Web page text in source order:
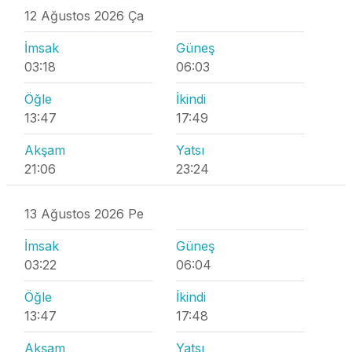
12 Ağustos 2026 Ça
İmsak
03:18
Güneş
06:03
Öğle
13:47
İkindi
17:49
Akşam
21:06
Yatsı
23:24
13 Ağustos 2026 Pe
İmsak
03:22
Güneş
06:04
Öğle
13:47
İkindi
17:48
Akşam Yatsı